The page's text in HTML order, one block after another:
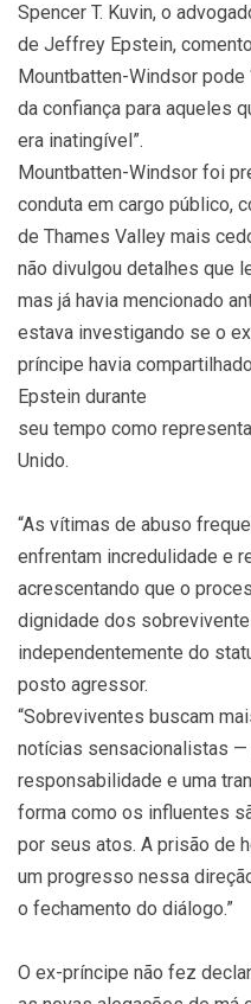
Spencer T. Kuvin, o
de Jeffrey Epstein,
Mountbatten-Windsor pode
da confiança para aqueles
era inatingível”.
Mountbatten-Windsor foi
conduta em cargo público,
de Thames Valley mais
não divulgou detalhes que
mas já havia mencionado
estava investigando se o
príncipe havia
Epstein durante
seu tempo como
Unido.
“As vítimas de abuso
enfrentam incredulidade e
acrescentando que o
dignidade dos
independentemente do
posto agressor.
“Sobreviventes buscam
notícias sensacionalistas
responsabilidade e uma
forma como os influentes
por seus atos. A prisão de
um progresso nessa
o fechamento do diálogo.”
O ex-príncipe não fez